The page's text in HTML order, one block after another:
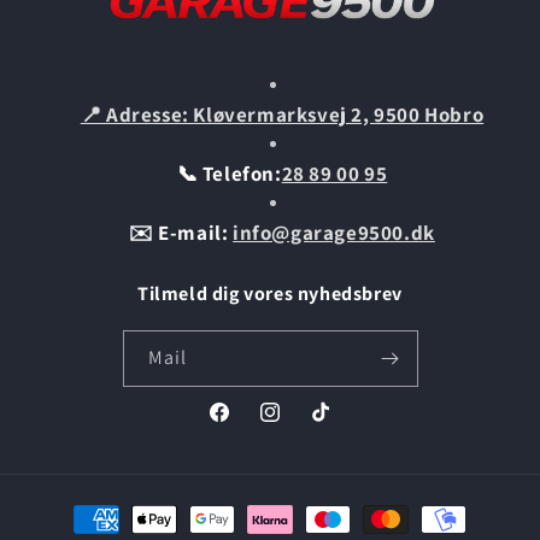
📍 Adresse: Kløvermarksvej 2, 9500 Hobro
📞 Telefon:28 89 00 95
✉️ E-mail: info@garage9500.dk
Tilmeld dig vores nyhedsbrev
Mail
FacebookInstagramTikTok
Betalingsmetoder